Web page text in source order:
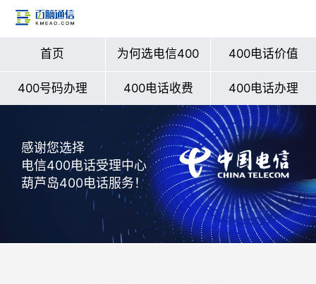
首页 为何选电信400 400电话价值
400号码办理 400电话收费 400电话办理
感谢您选择
电信400电话受理中心
葫芦岛400电话服务！